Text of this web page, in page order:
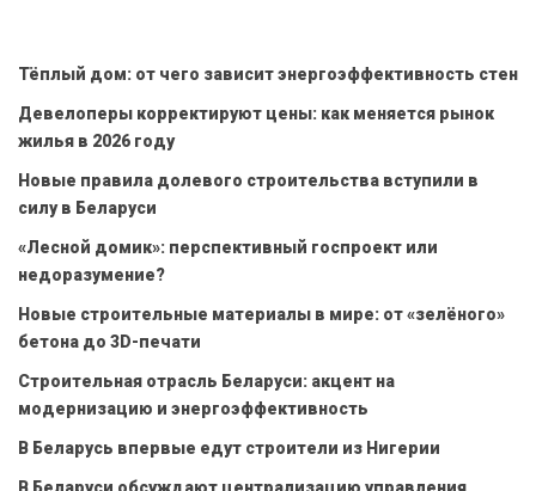
Тёплый дом: от чего зависит энергоэффективность стен
Девелоперы корректируют цены: как меняется рынок
жилья в 2026 году
Новые правила долевого строительства вступили в
силу в Беларуси
«Лесной домик»: перспективный госпроект или
недоразумение?
Новые строительные материалы в мире: от «зелёного»
бетона до 3D-печати
Строительная отрасль Беларуси: акцент на
модернизацию и энергоэффективность
В Беларусь впервые едут строители из Нигерии